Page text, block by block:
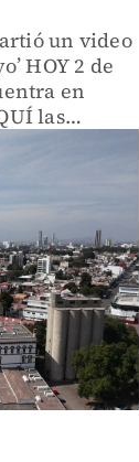
un video
HOY 2 de
en
las